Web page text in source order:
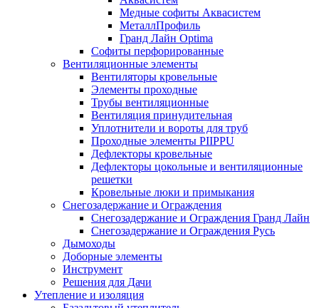
Медные софиты Аквасистем
МеталлПрофиль
Гранд Лайн Optima
Софиты перфорированные
Вентиляционные элементы
Вентиляторы кровельные
Элементы проходные
Трубы вентиляционные
Вентиляция принудительная
Уплотнители и вороты для труб
Проходные элементы PIIPPU
Дефлекторы кровельные
Дефлекторы цокольные и вентиляционные
решетки
Кровельные люки и примыкания
Снегозадержание и Ограждения
Снегозадержание и Ограждения Гранд Лайн
Снегозадержание и Ограждения Русь
Дымоходы
Доборные элементы
Инструмент
Решения для Дачи
Утепление и изоляция